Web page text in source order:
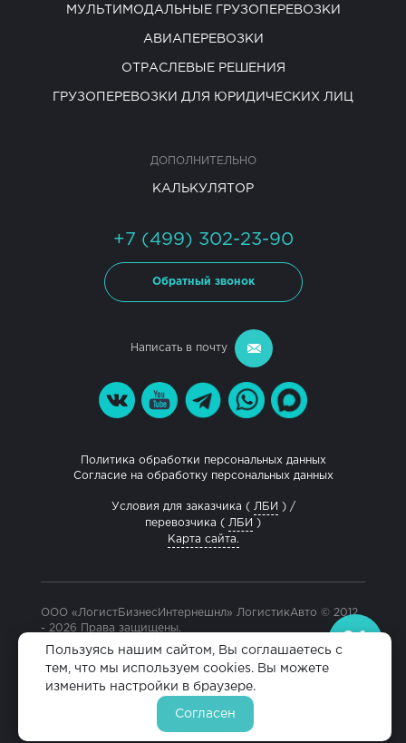
Пользуясь нашим сайтом, Вы соглашаетесь с
тем, что мы используем cookies. Вы можете
изменить настройки в браузере.
Согласен
МУЛЬТИМОДАЛЬНЫЕ ГРУЗОПЕРЕВОЗКИ
АВИАПЕРЕВОЗКИ
ОТРАСЛЕВЫЕ РЕШЕНИЯ
ГРУЗОПЕРЕВОЗКИ ДЛЯ ЮРИДИЧЕСКИХ ЛИЦ
ДОПОЛНИТЕЛЬНО
КАЛЬКУЛЯТОР
+7 (499) 302-23-90
Обратный звонок
Написать в почту
Политика обработки персональных данных
Согласие на обработку персональных данных
Условия для заказчика ( ЛБИ
) /
перевозчика ( ЛБИ
)
Карта сайта.
ООО «ЛогистБизнесИнтернешнл» ЛогистикАвто © 2012
- 2026 Права защищены.
Разработка и продвижение сайта